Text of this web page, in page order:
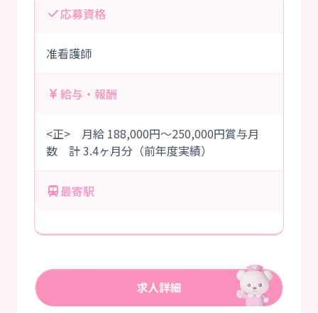
応募資格
准看護師
給与・報酬
<正> 月給 188,000円～250,000円賞与月
数 計 3.4ヶ月分（前年度実績）
最寄駅